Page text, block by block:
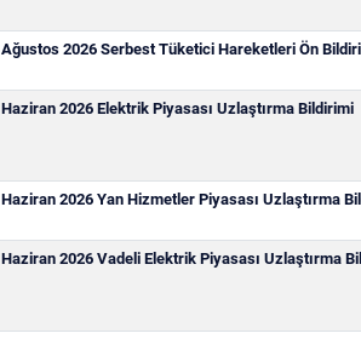
Ağustos 2026 Serbest Tüketici Hareketleri Ön
Haziran 2026 Elektrik Piyasası Uzlaştırma Bildirimi
Haziran 2026 Yan Hizmetler Piyasası Uzlaştırma
Haziran 2026 Vadeli Elektrik Piyasası Uzlaştırma